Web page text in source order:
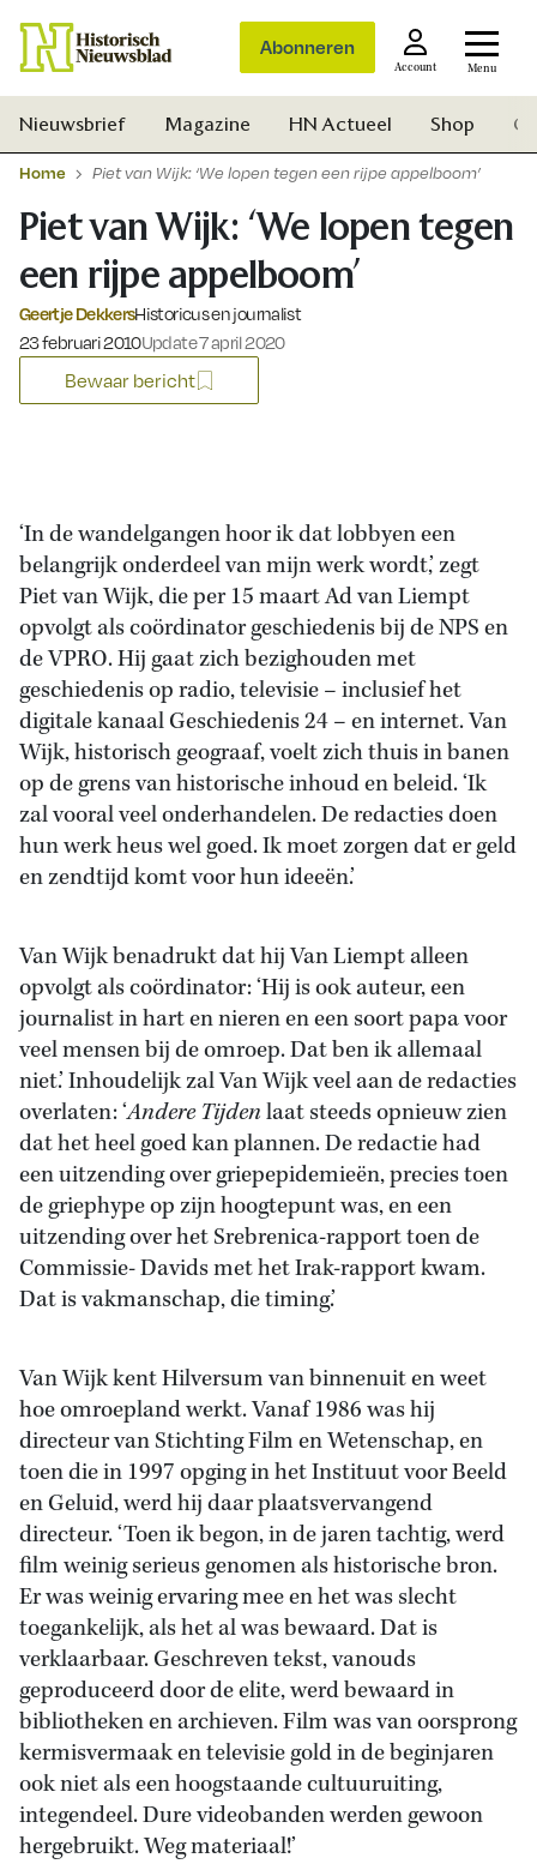
Abonneren
Account Menu
Nieuwsbrief Magazine HN Actueel Shop
Home Piet van Wijk: ‘We lopen tegen een rijpe appelboom’
Piet van Wijk: ‘We lopen tegen
een rijpe appelboom’
Geertje DekkersHistoricus en journalist
Gepubliceerd op:
23 februari 2010Update 7 april 2020
Bewaar bericht
‘In de wandelgangen hoor ik dat lobbyen een
belangrijk onderdeel van mijn werk wordt,’ zegt
Piet van Wijk, die per 15 maart Ad van Liempt
opvolgt als coördinator geschiedenis bij de NPS en
de VPRO. Hij gaat zich bezighouden met
geschiedenis op radio, televisie – inclusief het
digitale kanaal Geschiedenis 24 – en internet. Van
Wijk, historisch geograaf, voelt zich thuis in banen
op de grens van historische inhoud en beleid. ‘Ik
zal vooral veel onderhandelen. De redacties doen
hun werk heus wel goed. Ik moet zorgen dat er geld
en zendtijd komt voor hun ideeën.’
Van Wijk benadrukt dat hij Van Liempt alleen
opvolgt als coördinator: ‘Hij is ook auteur, een
journalist in hart en nieren en een soort papa voor
veel mensen bij de omroep. Dat ben ik allemaal
niet.’ Inhoudelijk zal Van Wijk veel aan de redacties
overlaten: ‘Andere Tijdenlaat steeds opnieuw zien
dat het heel goed kan plannen. De redactie had
een uitzending over griepepidemieën, precies toen
de griephype op zijn hoogtepunt was, en een
uitzending over het Srebrenica-rapport toen de
Commissie- Davids met het Irak-rapport kwam.
Dat is vakmanschap, die timing.’
Van Wijk kent Hilversum van binnenuit en weet
hoe omroepland werkt. Vanaf 1986 was hij
directeur van Stichting Film en Wetenschap, en
toen die in 1997 opging in het Instituut voor Beeld
en Geluid, werd hij daar plaatsvervangend
directeur. ‘Toen ik begon, in de jaren tachtig, werd
film weinig serieus genomen als historische bron.
Er was weinig ervaring mee en het was slecht
toegankelijk, als het al was bewaard. Dat is
verklaarbaar. Geschreven tekst, vanouds
geproduceerd door de elite, werd bewaard in
bibliotheken en archieven. Film was van oorsprong
kermisvermaak en televisie gold in de beginjaren
ook niet als een hoogstaande cultuuruiting,
integendeel. Dure videobanden werden gewoon
hergebruikt. Weg materiaal!’